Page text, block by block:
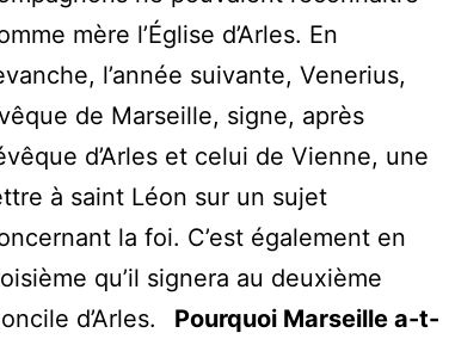
mère l’Église d’Arles. En
l’année suivante, Venerius,
de Marseille, signe, après
d’Arles et celui de Vienne, une
à saint Léon sur un sujet
la foi. C’est également en
qu’il signera au deuxième
d’Arles. Pourquoi Marseille a-t-